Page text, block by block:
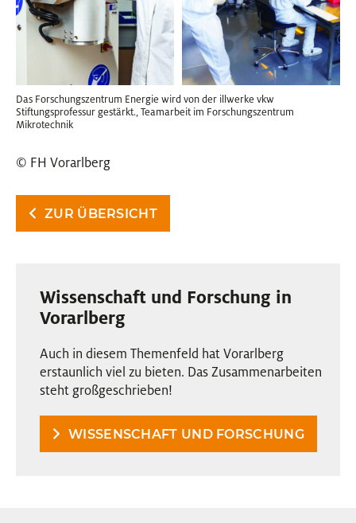
Das Forschungszentrum Energie wird von der illwerke vkw
Stiftungsprofessur gestärkt., Teamarbeit im Forschungszentrum
Mikrotechnik
© FH Vorarlberg
ZUR ÜBERSICHT
Wissenschaft und Forschung in
Vorarlberg
Auch in diesem Themenfeld hat Vorarlberg
erstaunlich viel zu bieten. Das Zusammenarbeiten
steht großgeschrieben!
WISSENSCHAFT UND FORSCHUNG